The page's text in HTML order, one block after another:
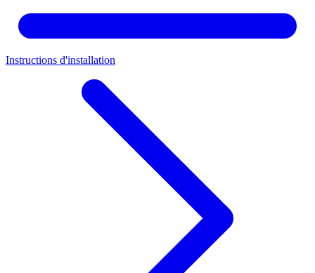
Instructions d'installation